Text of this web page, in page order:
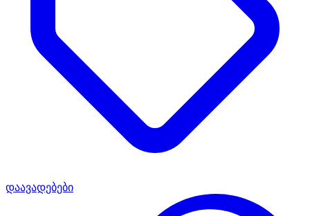
დაავადებები